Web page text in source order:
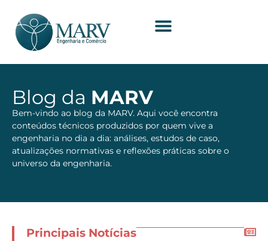
Blog da MARV
Bem-vindo ao blog da MARV. Aqui você encontra
conteúdos técnicos produzidos por quem vive a
engenharia no dia a dia: análises, estudos de caso,
atualizações normativas e reflexões práticas sobre o
universo da engenharia.
Principais Notícias